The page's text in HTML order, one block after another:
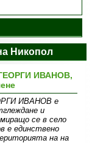
Никопол
ИВАНОВ,
ИВАНОВ е
и
се в село
е единствено
на на